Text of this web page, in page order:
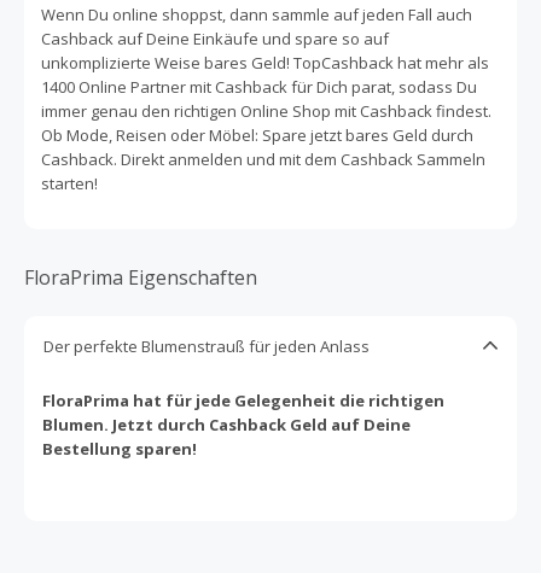
Wenn Du online shoppst, dann sammle auf jeden Fall auch
Cashback auf Deine Einkäufe und spare so auf
unkomplizierte Weise bares Geld! TopCashback hat mehr als
1400 Online Partner mit Cashback für Dich parat, sodass Du
immer genau den richtigen Online Shop mit Cashback findest.
Ob Mode, Reisen oder Möbel: Spare jetzt bares Geld durch
Cashback. Direkt anmelden und mit dem Cashback Sammeln
starten!
FloraPrima Eigenschaften
Der perfekte Blumenstrauß für jeden Anlass
FloraPrima hat für jede Gelegenheit die richtigen
Blumen. Jetzt durch Cashback Geld auf Deine
Bestellung sparen!